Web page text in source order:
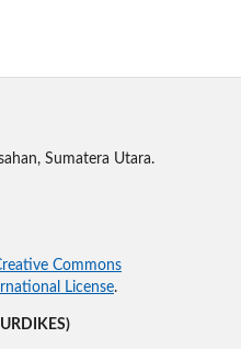
Sumatera Utara.
Commons
License.